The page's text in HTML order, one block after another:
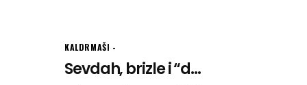
KALDRMAŠI
Sevdah, brizle i “d...